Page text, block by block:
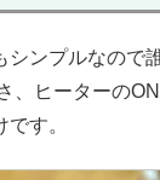
シンプルなので
、ヒーターの
す。